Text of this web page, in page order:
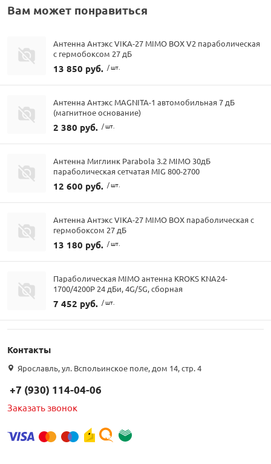
Вам может понравиться
Антенна Антэкс VIKA-27 MIMO BOX V2 параболическая
с гермобоксом 27 дБ
13 850 руб. / шт.
Антенна Антэкс MAGNITA-1 автомобильная 7 дБ
(магнитное основание)
2 380 руб. / шт.
Антенна Миглинк Parabola 3.2 MIMO 30дБ
параболическая сетчатая MIG 800-2700
12 600 руб. / шт.
Антенна Антэкс VIKA-27 MIMO BOX параболическая с
гермобоксом 27 дБ
13 180 руб. / шт.
Параболическая MIMO антенна KROKS KNA24-
1700/4200P 24 дБи, 4G/5G, сборная
7 452 руб. / шт.
Контакты
Ярославль, ул. Вспольинское поле, дом 14, стр. 4
+7 (930) 114-04-06
Заказать звонок